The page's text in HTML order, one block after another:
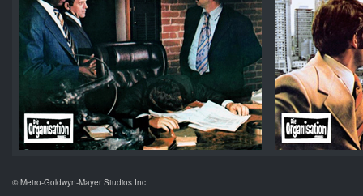
© Metro-Goldwyn-Mayer Studios Inc.